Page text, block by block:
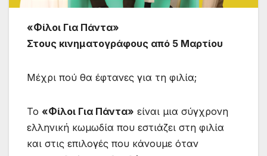
«Φίλοι Για Πάντα»
Στους κινηματογράφους από 5 Μαρτίου
Μέχρι πού θα έφτανες για τη φιλία;
Το «Φίλοι Για Πάντα» είναι μια σύγχρονη
ελληνική κωμωδία που εστιάζει στη φιλία
και στις επιλογές που κάνουμε όταν